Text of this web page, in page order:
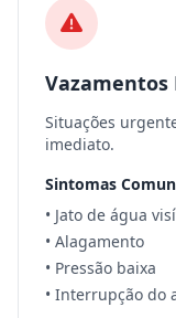
Vazamentos
Situações
imediato.
Sintomas
• Jato de água
• Alagamento
• Pressão baixa
• Interrupção do